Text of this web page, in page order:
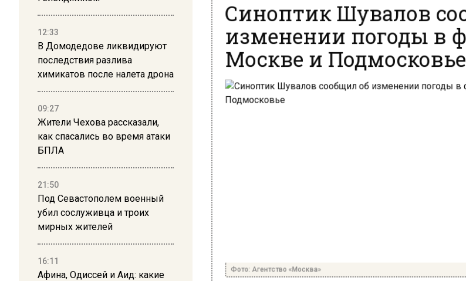
12:33
В Домодедове ликвидируют
последствия разлива
химикатов после налета дрона
09:27
Жители Чехова рассказали,
как спасались во время атаки
БПЛА
21:50
Под Севастополем военный
убил сослуживца и троих
мирных жителей
16:11
Афина, Одиссей и Аид: какие
изменении погоды в
Москве и
Фото: Агентство «Москва»